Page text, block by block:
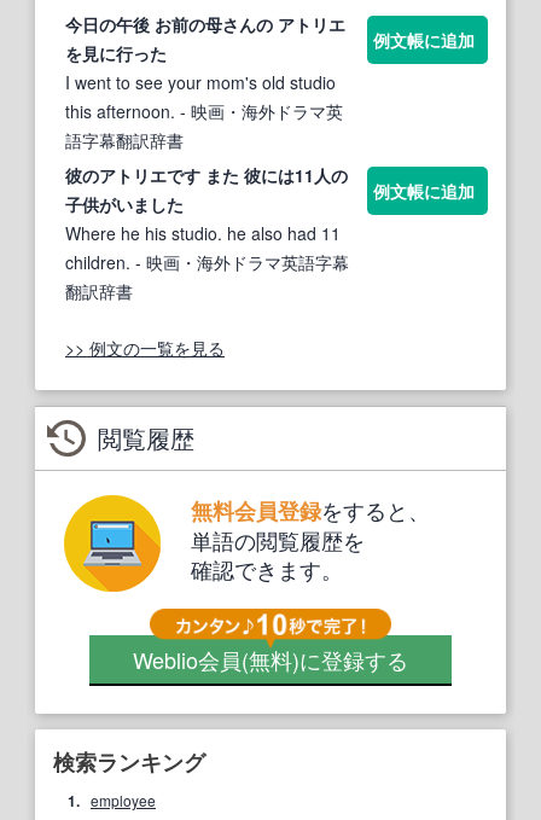
今日の午後 お前の母さんの アトリエ
を見に行った
I went to see your mom's old studio
this afternoon. - 映画・海外ドラマ英
語字幕翻訳辞書
例文帳に追加
彼のアトリエです また 彼には11人の
子供がいました
Where he his studio. he also had 11
children. - 映画・海外ドラマ英語字幕
翻訳辞書
例文帳に追加
>> 例文の一覧を見る
閲覧履歴
無料会員登録をすると、
単語の閲覧履歴を
確認できます。
Weblio会員(無料)に登録する
検索ランキング
1. employee